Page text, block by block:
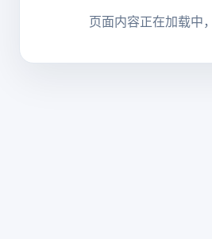
页面内容正在加载中